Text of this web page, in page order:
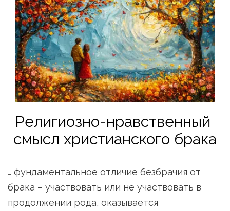
Религиозно-нравственный
смысл христианского брака
… фундаментальное отличие безбрачия от
брака – участвовать или не участвовать в
продолжении рода, оказывается